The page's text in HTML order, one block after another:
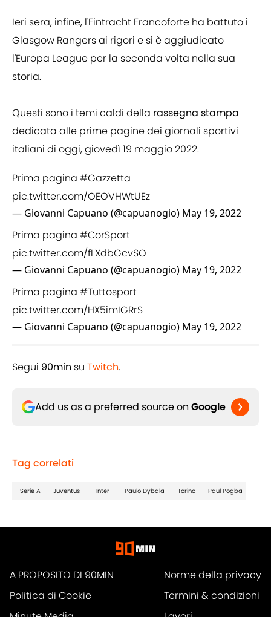
Ieri sera, infine, l'Eintracht Francoforte ha battuto i
Glasgow Rangers ai rigori e si è aggiudicato
l'Europa League per la seconda volta nella sua
storia.
Questi sono i temi caldi della rassegna stampa
dedicata alle prime pagine dei giornali sportivi
italiani di oggi, giovedì 19 maggio 2022.
Prima pagina #Gazzetta
pic.twitter.com/OEOVHWtUEz
— Giovanni Capuano (@capuanogio) May 19, 2022
Prima pagina #CorSport
pic.twitter.com/fLXdbGcvSO
— Giovanni Capuano (@capuanogio) May 19, 2022
Prima pagina #Tuttosport
pic.twitter.com/HX5imIGRrS
— Giovanni Capuano (@capuanogio) May 19, 2022
Segui 90min su Twitch.
Add us as a preferred source on Google
Tag correlati
Serie A Juventus Inter Paulo Dybala Torino Paul Pogba
A PROPOSITO DI 90MIN
Norme della privacy
Politica di Cookie
Termini & condizioni